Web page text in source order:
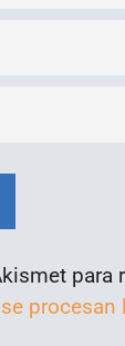
para
procesan